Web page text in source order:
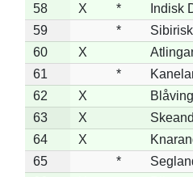
58
X *
Indisk
59
*
60
X
61
*
62
X
63
X
64
X
65
*